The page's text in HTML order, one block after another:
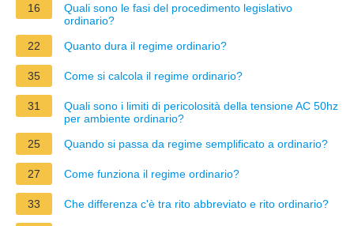
16
Quali sono le fasi del procedimento legislativo
ordinario?
22
Quanto dura il regime ordinario?
35 Come si calcola il regime ordinario?
31
Quali sono i limiti di pericolosità della tensione AC 50hz
per ambiente ordinario?
25
Quando si passa da regime semplificato a ordinario?
27 Come funziona il regime ordinario?
33 Che differenza c'è tra rito abbreviato e rito ordinario?